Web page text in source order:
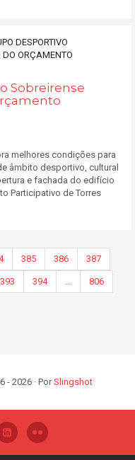
Sobreirense
melhores condições para
âmbito desportivo, cultural
e fachada do edifício
Participativo de Torres
385 386 387
393 394 806
- 2026 · PorSlingshot